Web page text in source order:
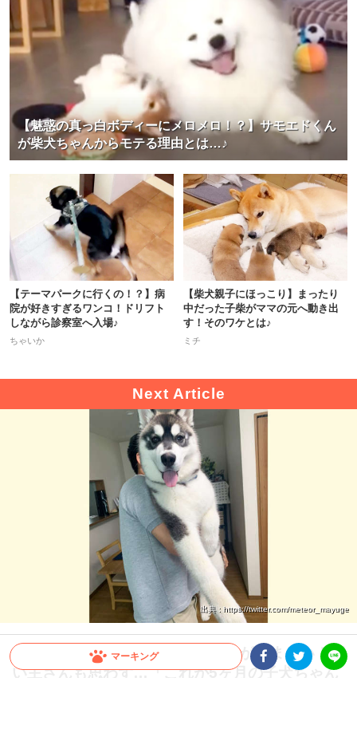
マーキング
【魅惑の真っ白ボディーにメロメロ！？】サモエドくん
が柴犬ちゃんからモテる理由とは…♪
【テーマパークに行くの！？】病
院が好きすぎるワンコ！ドリフト
しながら診察室へ入場♪
ちゃいか
【柴犬親子にほっこり】まったり
中だった子柴がママの元へ動き出
す！そのワケとは♪
ミチ
出典 : https://twitter.com/meteor_mayuge
【驚愕！】大型犬の成長スピードが凄まじい！飼
い主さんも思わず…「これが5ヶ月の子犬ちゃん